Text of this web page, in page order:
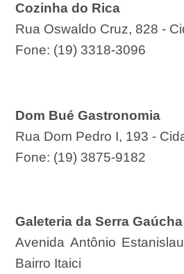
Cozinha do Rica
Rua Oswaldo Cruz, 828 -
Fone: (19) 3318-3096
Dom Bué Gastronomia
Rua Dom Pedro I, 193 -
Fone: (19) 3875-9182
Galeteria da Serra Gaúcha
Avenida Antônio
Bairro Itaici